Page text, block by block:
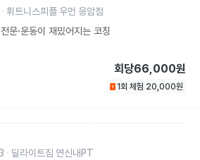
휘트니스피플 우먼 응암점
문·운동이 재밌어지는 코칭
회당66,000원
1회 체험 20,000원
딜라이트짐 연신내PT